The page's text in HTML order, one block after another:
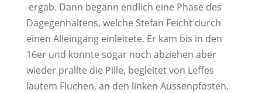
ergab. Dann begann endlich eine Phase des
Dagegenhaltens, welche Stefan Feicht durch
einen Alleingang einleitete. Er kam bis in den
16er und konnte sogar noch abziehen aber
wieder prallte die Pille, begleitet von Leffes
lautem Fluchen, an den linken Aussenpfosten.